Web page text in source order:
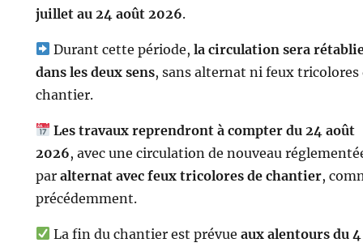
juillet au 24 août 2026.
Durant cette période,la circulation sera
dans les deux sens, sans alternat ni feux tricolores
chantier.
Les travaux reprendront à compter du 24 août
2026, avec une circulation de nouveau
par alternat avec feux tricolores de chantier,
précédemment.
La fin du chantier est prévueaux alentours du 4